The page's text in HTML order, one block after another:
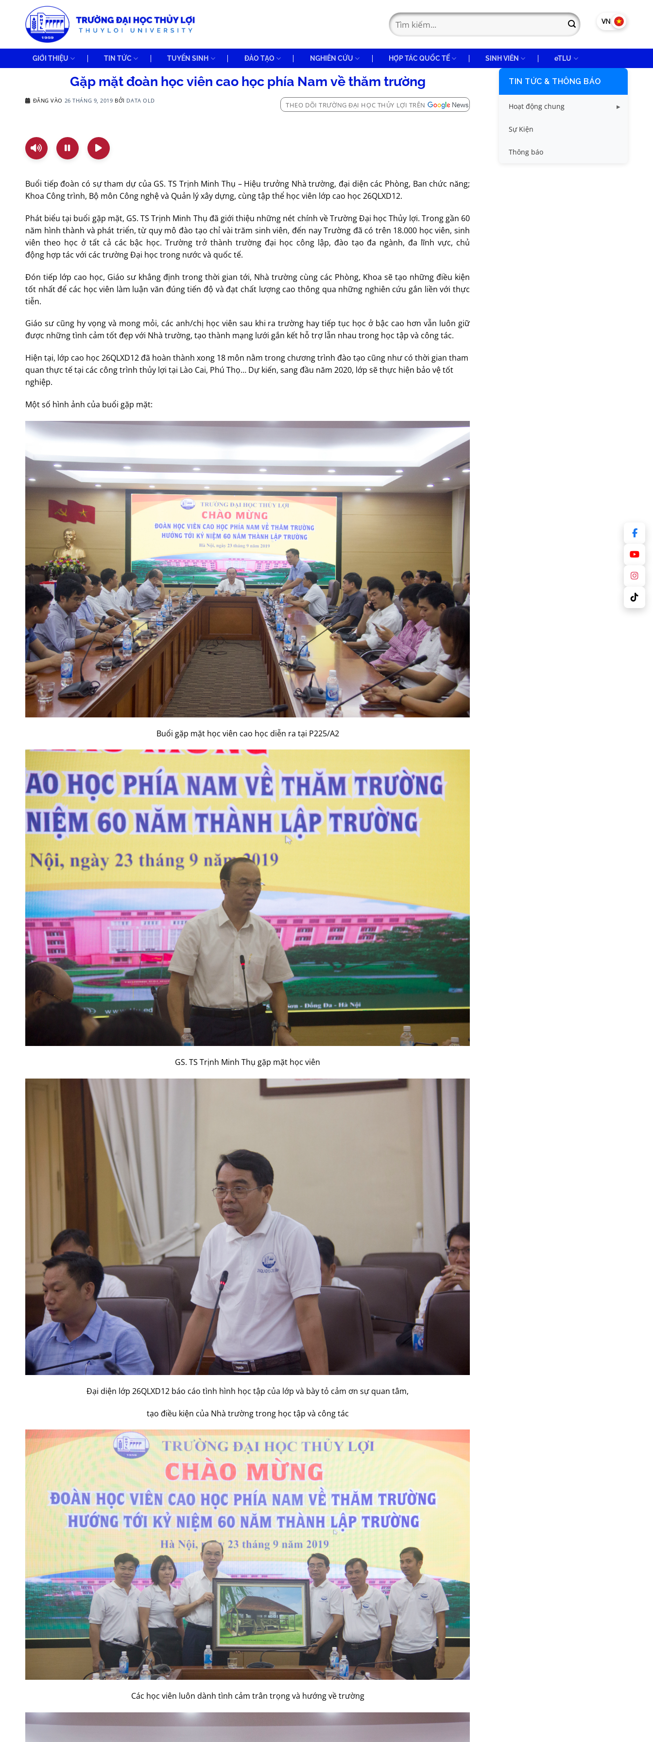
VN EN
GIỚI THIỆU TIN TỨC TUYỂN SINH ĐÀO TẠO NGHIÊN CỨU HỢP TÁC QUỐC TẾ SINH VIÊN eTLU
Gặp mặt đoàn học viên cao học phía Nam về thăm trường
ĐĂNG VÀO 26 THÁNG 9, 2019 BỞI DATA OLD
THEO DÕI TRƯỜNG ĐẠI HỌC THỦY LỢI TRÊN
Buổi tiếp đoàn có sự tham dự của GS. TS Trịnh Minh Thụ – Hiệu trưởng Nhà trường, đại diện các Phòng, Ban chức năng;
Khoa Công trình, Bộ môn Công nghệ và Quản lý xây dựng, cùng tập thể học viên lớp cao học 26QLXD12.
Phát biểu tại buổi gặp mặt, GS. TS Trịnh Minh Thụ đã giới thiệu những nét chính về Trường Đại học Thủy lợi. Trong gần 60
năm hình thành và phát triển, từ quy mô đào tạo chỉ vài trăm sinh viên, đến nay Trường đã có trên 18.000 học viên, sinh
viên theo học ở tất cả các bậc học. Trường trở thành trường đại học công lập, đào tạo đa ngành, đa lĩnh vực, chủ
động hợp tác với các trường Đại học trong nước và quốc tế.
Đón tiếp lớp cao học, Giáo sư khẳng định trong thời gian tới, Nhà trường cùng các Phòng, Khoa sẽ tạo những điều kiện
tốt nhất để các học viên làm luận văn đúng tiến độ và đạt chất lượng cao thông qua những nghiên cứu gắn liền với thực
tiễn.
Giáo sư cũng hy vọng và mong mỏi, các anh/chị học viên sau khi ra trường hay tiếp tục học ở bậc cao hơn vẫn luôn giữ
được những tình cảm tốt đẹp với Nhà trường, tạo thành mạng lưới gắn kết hỗ trợ lẫn nhau trong học tập và công tác.
Hiện tại, lớp cao học 26QLXD12 đã hoàn thành xong 18 môn nằm trong chương trình đào tạo cũng như có thời gian tham
quan thực tế tại các công trình thủy lợi tại Lào Cai, Phú Thọ… Dự kiến, sang đầu năm 2020, lớp sẽ thực hiện bảo vệ tốt
nghiệp.
Một số hình ảnh của buổi gặp mặt:
Buổi gặp mặt học viên cao học diễn ra tại P225/A2
GS. TS Trịnh Minh Thụ gặp mặt học viên
Đại diện lớp 26QLXD12 báo cáo tình hình học tập của lớp và bày tỏ cảm ơn sự quan tâm,
tạo điều kiện của Nhà trường trong học tập và công tác
Các học viên luôn dành tình cảm trân trọng và hướng về trường
TIN TỨC & THÔNG BÁO
Hoạt động chung
Tin công tác sinh viên
Tin đào tạo
Sự Kiện
Thông báo